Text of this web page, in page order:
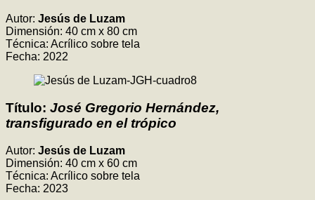
Autor: Jesús de Luzam
Dimensión: 40 cm x 80 cm
Técnica: Acrílico sobre tela
Fecha: 2022
Título: José Gregorio Hernández,
transfigurado en el trópico
Autor: Jesús de Luzam
Dimensión: 40 cm x 60 cm
Técnica: Acrílico sobre tela
Fecha: 2023